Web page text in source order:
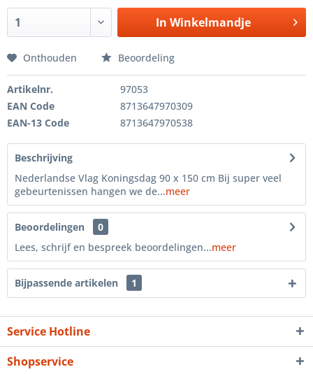
In Winkelmandje
Onthouden Beoordeling
Artikelnr.
97053
EAN Code
8713647970309
EAN-13 Code
8713647970538
Beschrijving
Nederlandse Vlag Koningsdag 90 x 150 cm Bij super veel
gebeurtenissen hangen we de...meer
Beoordelingen
0
Lees, schrijf en bespreek beoordelingen...meer
Bijpassende artikelen 1
Service Hotline
Shopservice